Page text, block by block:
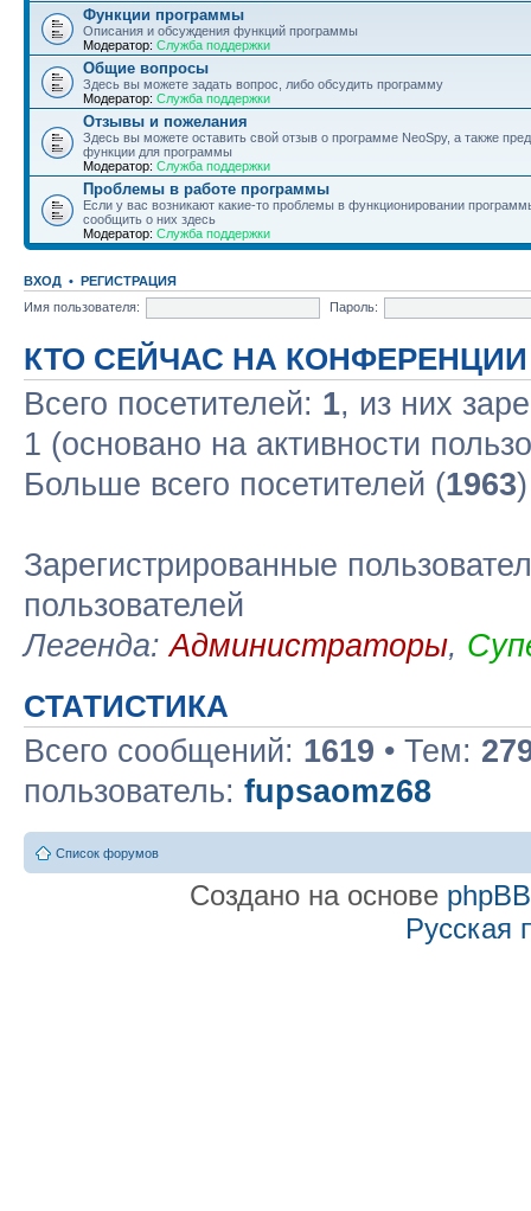
Функции программы
Описания и обсуждения функций программы
Модератор: Служба поддержки
Общие вопросы
Здесь вы можете задать вопрос, либо обсудить программу
Модератор: Служба поддержки
Отзывы и пожелания
Здесь вы можете оставить свой отзыв о программе NeoSpy, а также
функции для программы
Модератор: Служба поддержки
Проблемы в работе программы
Если у вас возникают какие-то проблемы в функционировании
сообщить о них здесь
Модератор: Служба поддержки
ВХОД • РЕГИСТРАЦИЯ
Имя пользователя:
Пароль:
КТО СЕЙЧАС НА КОНФЕРЕНЦИИ
Всего посетителей: 1, из них
1 (основано на активности
Больше всего посетителей (1963
Зарегистрированные
пользователей
Легенда:Администраторы,
СТАТИСТИКА
Всего сообщений: 1619 • Тем:
пользователь: fupsaomz68
Список форумов
Создано на основе phpBB
Русская